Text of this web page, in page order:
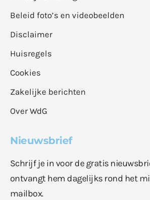
Beleid foto’s en videobeelden
Disclaimer
Huisregels
Cookies
Zakelijke berichten
Over WdG
Nieuwsbrief
Schrijf je in voor de gratis
ontvangt hem dagelijks rond het
mailbox.